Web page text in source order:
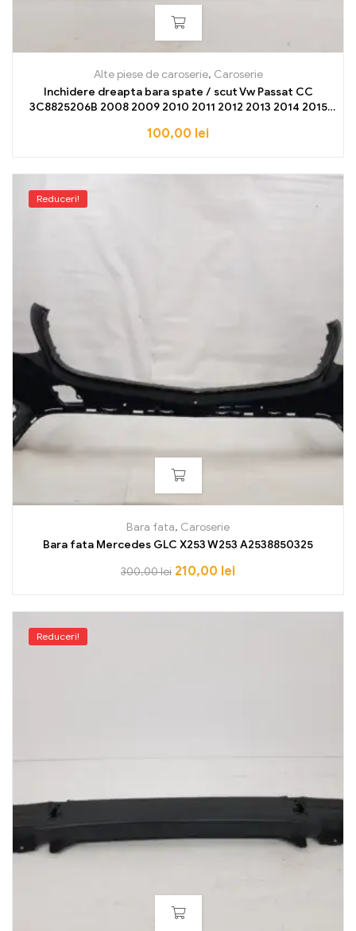
Alte piese de caroserie, Caroserie
Inchidere dreapta bara spate / scut Vw Passat CC
3C8825206B 2008 2009 2010 2011 2012 2013 2014 2015
100,00 lei
Reduceri!
Bara fata, Caroserie
Bara fata Mercedes GLC X253 W253 A2538850325
300,00lei 210,00 lei
Reduceri!